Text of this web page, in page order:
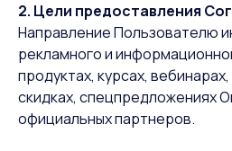
2. Цели предоставления
Направление Пользователю
рекламного и
продуктах, курсах, вебинарах,
скидках, спецпредложениях
официальных партнеров.